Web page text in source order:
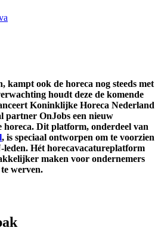
kampt ook de horeca nog steeds met
houdt deze de komende
Koninklijke Horeca Nederland
partner OnJobs een nieuw
Dit platform, onderdeel van
, is speciaal ontworpen om te voorzien
leden. Hét horecavacatureplatform
maken voor ondernemers
werven.